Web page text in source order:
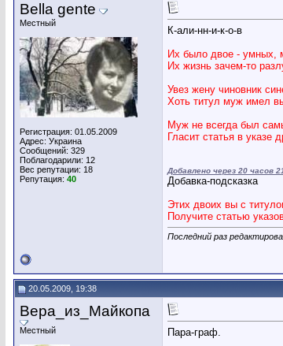
Bella gente
Местный
Регистрация: 01.05.2009
Адрес: Украина
Сообщений: 329
Поблагодарили: 12
Вес репутации: 18
Репутация: 40
К-али-нн-и-к-о-в
Их было двое - умных,
Их жизнь зачем-то
Увез жену чиновник
Хоть титул муж имел
Муж не всегда был
Гласит статья в указе
Добавлено через 20 часов
Добавка-подсказка
Этих двоих вы с
Получите статью
Последний раз
20.05.2009, 19:38
Вера_из_Майкопа
Местный
Пара-граф.